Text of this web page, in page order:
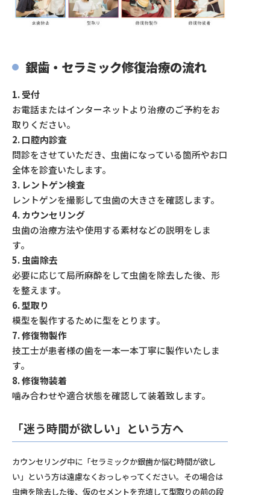
銀歯・セラミック修復治療の流れ
1. 受付
お電話またはインターネットより治療のご予約をお
取りください。
2. 口腔内診査
問診をさせていただき、虫歯になっている箇所やお口
全体を診査いたします。
3. レントゲン検査
レントゲンを撮影して虫歯の大きさを確認します。
4. カウンセリング
虫歯の治療方法や使用する素材などの説明をしま
す。
5. 虫歯除去
必要に応じて局所麻酔をして虫歯を除去した後、形
を整えます。
6. 型取り
模型を製作するために型をとります。
7. 修復物製作
技工士が患者様の歯を一本一本丁寧に製作いたしま
す。
8. 修復物装着
噛み合わせや適合状態を確認して装着致します。
「迷う時間が欲しい」という方へ
カウンセリング中に「セラミックか銀歯か悩む時間が欲し
い」という方は遠慮なくおっしゃってください。その場合は
虫歯を除去した後、仮のセメントを充填して型取りの前の段